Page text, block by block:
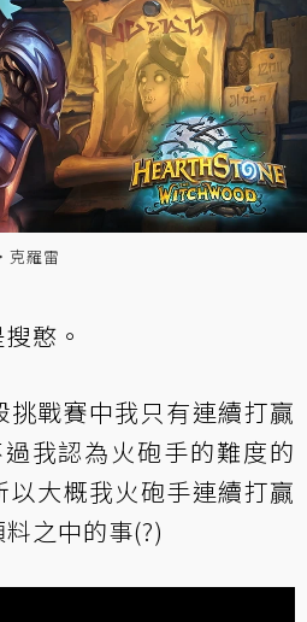
克羅雷
憨。
戰賽中我只有連續打贏
我認為火砲手的難度的
大概我火砲手連續打贏
之中的事(?)